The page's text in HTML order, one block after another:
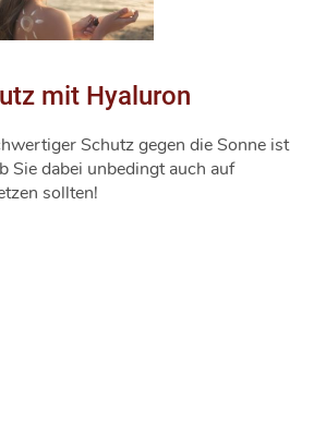
mit Hyaluron
Schutz gegen die Sonne ist
Sie dabei unbedingt auch auf
sollten!